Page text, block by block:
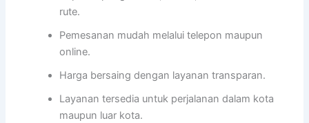
rute.
Pemesanan mudah melalui telepon maupun
online.
Harga bersaing dengan layanan transparan.
Layanan tersedia untuk perjalanan dalam kota
maupun luar kota.